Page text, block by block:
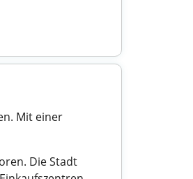
Mit einer
Die Stadt